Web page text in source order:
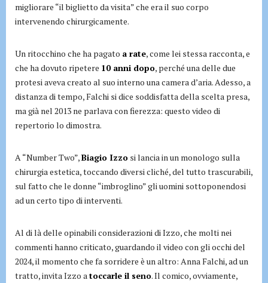
migliorare “il biglietto da visita” che era il suo corpo
intervenendo chirurgicamente.
Un ritocchino che ha pagato a rate, come lei stessa racconta, e
che ha dovuto ripetere 10 anni dopo, perché una delle due
protesi aveva creato al suo interno una camera d’aria. Adesso, a
distanza di tempo, Falchi si dice soddisfatta della scelta presa,
ma già nel 2013 ne parlava con fierezza: questo video di
repertorio lo dimostra.
A “Number Two”,Biagio Izzo si lancia in un monologo sulla
chirurgia estetica, toccando diversi cliché, del tutto trascurabili,
sul fatto che le donne “imbroglino” gli uomini sottoponendosi
ad un certo tipo di interventi.
Al di là delle opinabili considerazioni di Izzo, che molti nei
commenti hanno criticato, guardando il video con gli occhi del
2024, il momento che fa sorridere è un altro: Anna Falchi, ad un
tratto, invita Izzo a toccarle il seno. Il comico, ovviamente,